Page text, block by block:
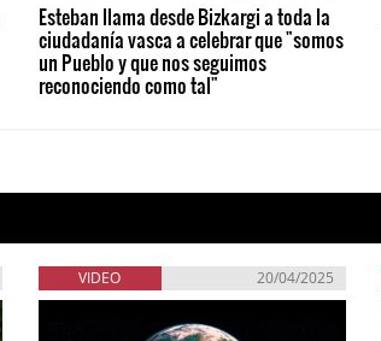
Esteban llama desde Bizkargi a toda la
ciudadanía vasca a celebrar que "somos
un Pueblo y que nos seguimos
reconociendo como tal"
VIDEO 20/04/2025